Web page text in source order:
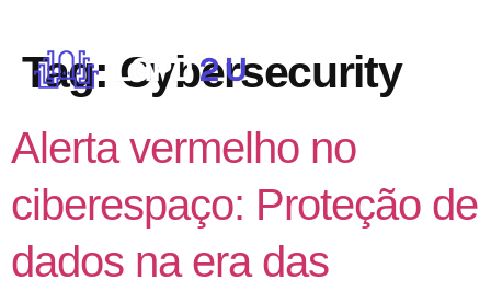
Tag: Cybersecurity
Alerta vermelho no
ciberespaço: Proteção de
dados na era das